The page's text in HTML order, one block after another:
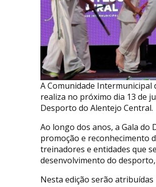
A Comunidade Intermunicipal
realiza no próximo dia 13 de
Desporto do Alentejo Central.
Ao longo dos anos, a Gala
promoção e reconhecimento
treinadores e entidades que
desenvolvimento do
Nesta edição serão